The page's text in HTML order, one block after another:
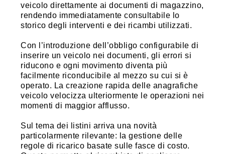
veicolo direttamente ai documenti di magazzino,
rendendo immediatamente consultabile lo
storico degli interventi e dei ricambi utilizzati.
Con l’introduzione dell’obbligo configurabile di
inserire un veicolo nei documenti, gli errori si
riducono e ogni movimento diventa più
facilmente riconducibile al mezzo su cui si è
operato. La creazione rapida delle anagrafiche
veicolo velocizza ulteriormente le operazioni nei
momenti di maggior afflusso.
Sul tema dei listini arriva una novità
particolarmente rilevante: la gestione delle
regole di ricarico basate sulle fasce di costo.